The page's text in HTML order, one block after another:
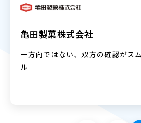
亀田製菓株式会社
一方向ではない、双方の確認がス
ル